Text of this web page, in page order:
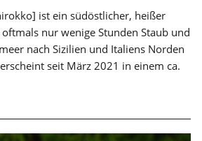
ist ein südöstlicher, heißer
nur wenige Stunden Staub und
nach Sizilien und Italiens Norden
seit März 2021 in einem ca.